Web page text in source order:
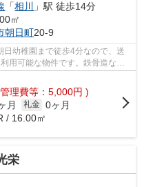
「相川
」駅 徒歩14分
㎡
朝日町20-9
日幼稚園まで徒歩4分なので、送
用可能な物件です。鉄骨造な
理費等：5,000円 )
月 礼金 0ヶ月
/ 16.00㎡
栄